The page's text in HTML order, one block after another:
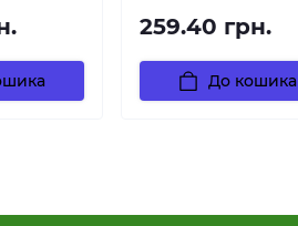
259.40 грн.
До кошика